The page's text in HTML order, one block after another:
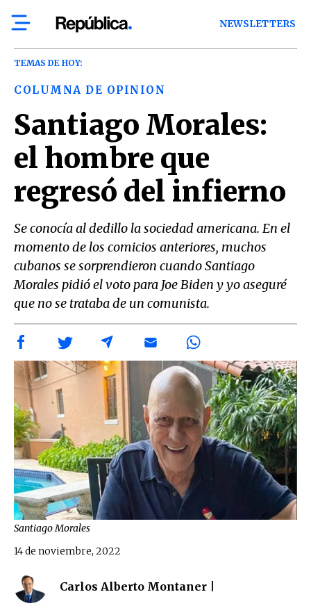
NEWSLETTERS
TEMAS DE HOY:
COLUMNA DE OPINION
Santiago Morales:
el hombre que
regresó del infierno
Se conocía al dedillo la sociedad americana. En el
momento de los comicios anteriores, muchos
cubanos se sorprendieron cuando Santiago
Morales pidió el voto para Joe Biden y yo aseguré
que no se trataba de un comunista.
Santiago Morales
Carlos Alberto Montaner |
14 de noviembre, 2022